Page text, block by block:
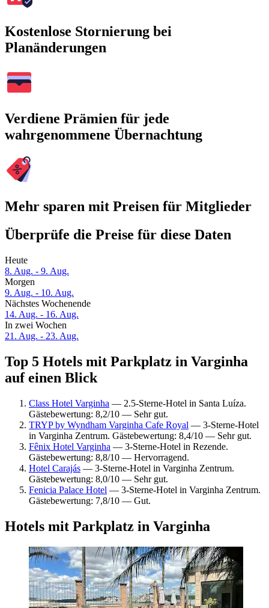
Kostenlose Stornierung bei
Planänderungen
Verdiene Prämien für jede
wahrgenommene Übernachtung
Mehr sparen mit Preisen für Mitglieder
Überprüfe die Preise für diese Daten
Heute
8. Aug. - 9. Aug.
Morgen
9. Aug. - 10. Aug.
Nächstes Wochenende
14. Aug. - 16. Aug.
In zwei Wochen
21. Aug. - 23. Aug.
Top 5 Hotels mit Parkplatz in Varginha
auf einen Blick
Class Hotel Varginha — 2.5-Sterne-Hotel in Santa Luíza.
Gästebewertung: 8,2/10 — Sehr gut.
TRYP by Wyndham Varginha Cafe Royal — 3-Sterne-Hotel
in Varginha Zentrum. Gästebewertung: 8,4/10 — Sehr gut.
Fênix Hotel Varginha — 3-Sterne-Hotel in Rezende.
Gästebewertung: 8,8/10 — Hervorragend.
Hotel Carajás — 3-Sterne-Hotel in Varginha Zentrum.
Gästebewertung: 8,0/10 — Sehr gut.
Fenicia Palace Hotel — 3-Sterne-Hotel in Varginha Zentrum.
Gästebewertung: 7,8/10 — Gut.
Hotels mit Parkplatz in Varginha